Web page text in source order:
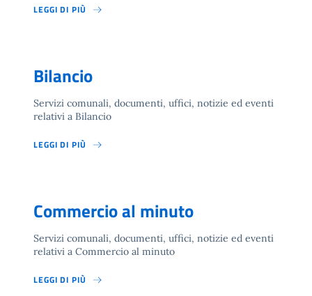
LEGGI DI PIÙ
Bilancio
Servizi comunali, documenti, uffici, notizie ed eventi
relativi a Bilancio
LEGGI DI PIÙ
Commercio al minuto
Servizi comunali, documenti, uffici, notizie ed eventi
relativi a Commercio al minuto
LEGGI DI PIÙ